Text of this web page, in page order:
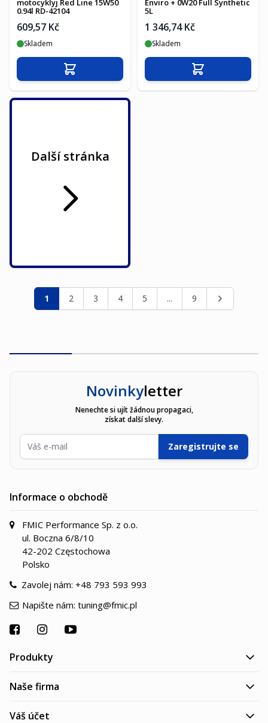
motocyklyj Red Line 15W50
0.94l RD-42104
609,57 Kč
Skladem
Přidat do košíku
Enviro + 0W20 Full Synthetic
5L
1 346,74 Kč
Skladem
Přidat do košíku
Další stránka
Stránka
Právě si prohlížíte stránku
1 Stránka
2 Stránka
3 Stránka
4 Stránka
5 ... Stránka
9 Stránka
Novinkyletter
Nenechte si ujít žádnou propagaci,
získat další slevy.
E-mailová adresa
Zaregistrujte se
Informace o obchodě
FMIC Performance Sp. z o.o.
ul. Boczna 6/8/10
42-202 Częstochowa
Polsko
Zavolej nám: +48 793 593 993
Napište nám: tuning@fmic.pl
Produkty
Naše firma
Váš účet